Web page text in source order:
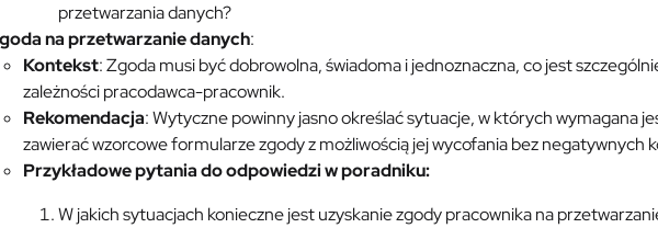
przetwarzania danych?
na przetwarzanie danych:
Kontekst: Zgoda musi być dobrowolna, świadoma i jednoznaczna, co jest
zależności pracodawca-pracownik.
Rekomendacja: Wytyczne powinny jasno określać sytuacje, w których wymagana
zawierać wzorcowe formularze zgody z możliwością jej wycofania bez negatywnych
Przykładowe pytania do odpowiedzi w poradniku:
W jakich sytuacjach konieczne jest uzyskanie zgody pracownika na